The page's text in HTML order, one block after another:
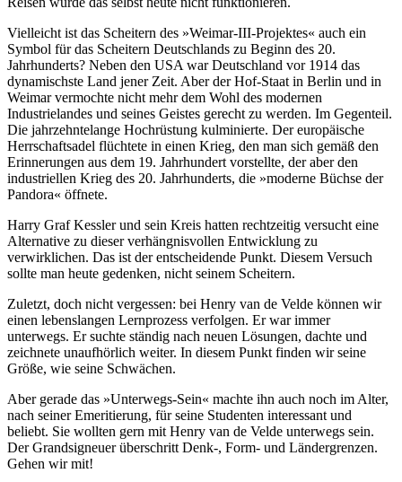
Vielleicht ist das Scheitern des »Weimar-III-Projektes« auch ein
Symbol für das Scheitern Deutschlands zu Beginn des 20.
Jahrhunderts? Neben den USA war Deutschland vor 1914 das
dynamischste Land jener Zeit. Aber der Hof-Staat in Berlin und in
Weimar vermochte nicht mehr dem Wohl des modernen
Industrielandes und seines Geistes gerecht zu werden. Im Gegenteil.
Die jahrzehntelange Hochrüstung kulminierte. Der europäische
Herrschaftsadel flüchtete in einen Krieg, den man sich gemäß den
Erinnerungen aus dem 19. Jahrhundert vorstellte, der aber den
industriellen Krieg des 20. Jahrhunderts, die »moderne Büchse der
Pandora« öffnete.
Harry Graf Kessler und sein Kreis hatten rechtzeitig versucht eine
Alternative zu dieser verhängnisvollen Entwicklung zu
verwirklichen. Das ist der entscheidende Punkt. Diesem Versuch
sollte man heute gedenken, nicht seinem Scheitern.
Zuletzt, doch nicht vergessen: bei Henry van de Velde können wir
einen lebenslangen Lernprozess verfolgen. Er war immer
unterwegs. Er suchte ständig nach neuen Lösungen, dachte und
zeichnete unaufhörlich weiter. In diesem Punkt finden wir seine
Größe, wie seine Schwächen.
Aber gerade das »Unterwegs-Sein« machte ihn auch noch im Alter,
nach seiner Emeritierung, für seine Studenten interessant und
beliebt. Sie wollten gern mit Henry van de Velde unterwegs sein.
Der Grandsigneuer überschritt Denk-, Form- und Ländergrenzen.
Gehen wir mit!